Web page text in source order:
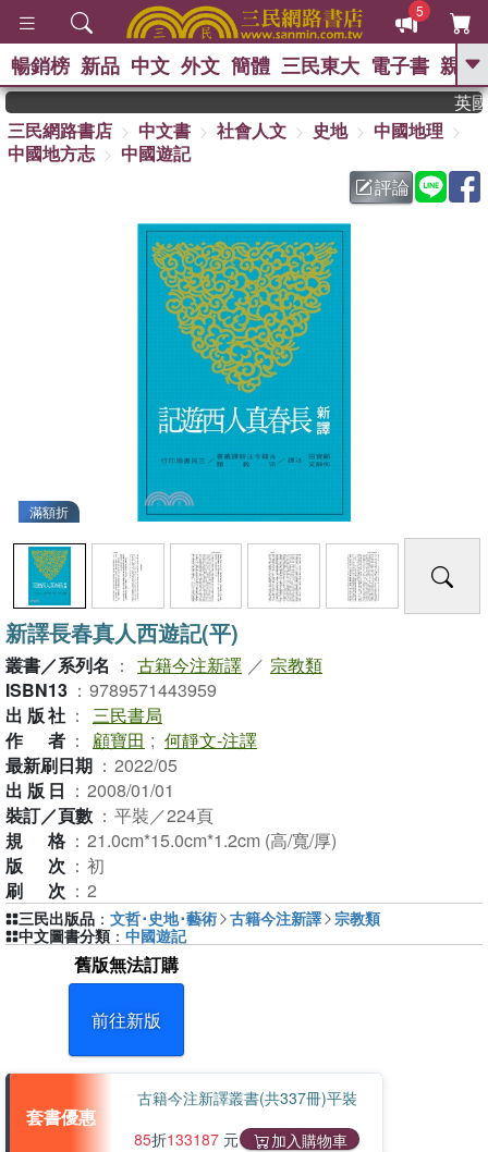
5
GO
熱搜： 東野圭吾 、 高希均教授回憶錄
暑期推薦 、 國際布克
方念華 、 台灣的李
登輝時代 、 數學女孩：黎曼猜想
偉大的迷走神經
暢銷榜 新品 中文 外文 簡體 三民東大 電子書 親子
英國
三民網路書店
中文書 社會人文 史地
中國地理
中國地方志
中國遊記
評論
滿額折
新譯長春真人西遊記(平)
叢書／系列名 ： 古籍今注新譯 ／ 宗教類
ISBN13 ： 9789571443959
出版社 ： 三民書局
作者 ： 顧寶田 ; 何靜文-注譯
最新刷日期 ： 2022/05
出版日 ： 2008/01/01
裝訂／頁數 ： 平裝／224頁
規格 ： 21.0cm*15.0cm*1.2cm (高/寬/厚)
版次 ： 初
刷次 ： 2
舊版無法訂購
前往新版
套書優惠
古籍今注新譯叢書(共337冊)平裝
85折133187 元 加入購物車
三民出版品 ： 文哲･史地･藝術 古籍今注新譯 宗教類
中文圖書分類 ： 中國遊記